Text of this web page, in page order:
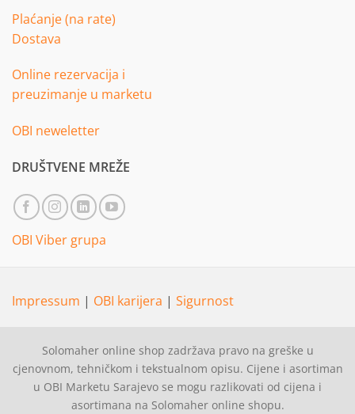
Plaćanje (na rate)
Dostava
Online rezervacija i
preuzimanje u marketu
OBI neweletter
DRUŠTVENE MREŽE
OBI Viber grupa
Impressum | OBI karijera | Sigurnost
Solomaher online shop zadržava pravo na greške u
cjenovnom, tehničkom i tekstualnom opisu. Cijene i asortiman
u OBI Marketu Sarajevo se mogu razlikovati od cijena i
asortimana na Solomaher online shopu.